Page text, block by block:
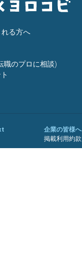
る方へ
職のプロに相談)
企業の皆様へ
掲載利用約款